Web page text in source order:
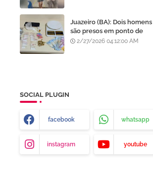
Juazeiro (BA): Dois homens
são presos em ponto de
tráfico de drogas no bairro
2/27/2026 04:12:00 AM
SOCIAL PLUGIN
facebook whatsapp
instagram youtube